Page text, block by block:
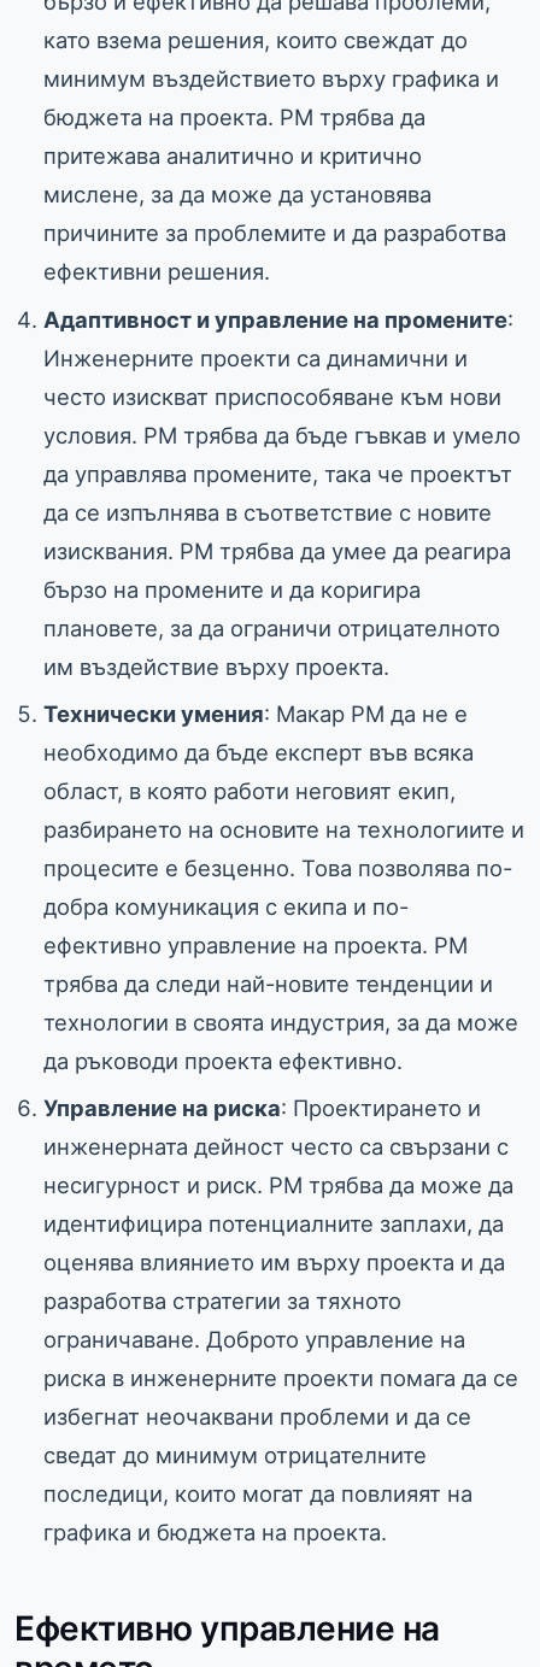
като взема решения, които свеждат до
минимум въздействието върху графика и
бюджета на проекта. PM трябва да
притежава аналитично и критично
мислене, за да може да установява
причините за проблемите и да разработва
ефективни решения.
Адаптивност и управление на промените:
Инженерните проекти са динамични и
често изискват приспособяване към нови
условия. PM трябва да бъде гъвкав и умело
да управлява промените, така че проектът
да се изпълнява в съответствие с новите
изисквания. PM трябва да умее да реагира
бързо на промените и да коригира
плановете, за да ограничи отрицателното
им въздействие върху проекта.
Технически умения: Макар PM да не е
необходимо да бъде експерт във всяка
област, в която работи неговият екип,
разбирането на основите на технологиите и
процесите е безценно. Това позволява по-
добра комуникация с екипа и по-
ефективно управление на проекта. PM
трябва да следи най-новите тенденции и
технологии в своята индустрия, за да може
да ръководи проекта ефективно.
Управление на риска: Проектирането и
инженерната дейност често са свързани с
несигурност и риск. PM трябва да може да
идентифицира потенциалните заплахи, да
оценява влиянието им върху проекта и да
разработва стратегии за тяхното
ограничаване. Доброто управление на
риска в инженерните проекти помага да се
избегнат неочаквани проблеми и да се
сведат до минимум отрицателните
последици, които могат да повлияят на
графика и бюджета на проекта.
Ефективно управление на